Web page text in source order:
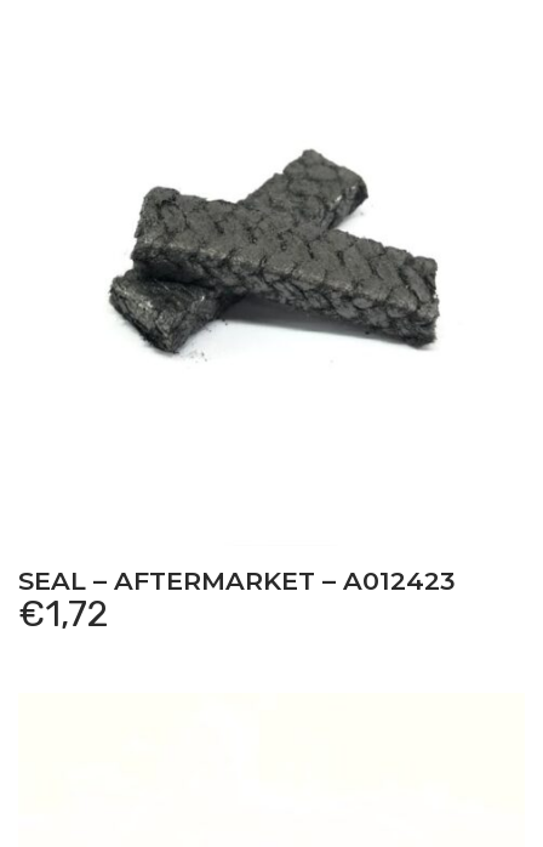
SEAL – AFTERMARKET – A012423
€1,72